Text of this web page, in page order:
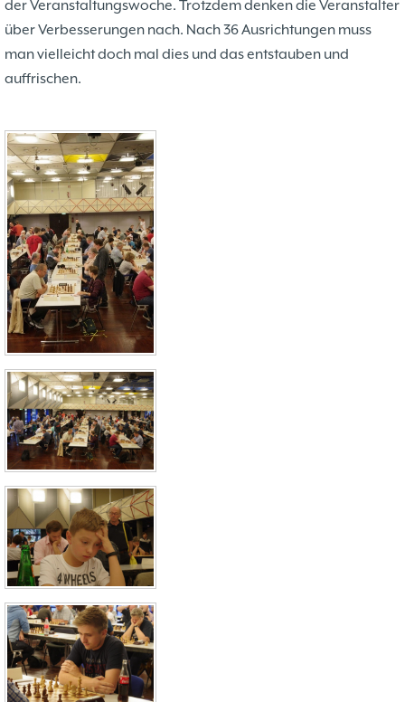
der Veranstaltungswoche. Trotzdem denken die Veranstalter
über Verbesserungen nach. Nach 36 Ausrichtungen muss
man vielleicht doch mal dies und das entstauben und
auffrischen.